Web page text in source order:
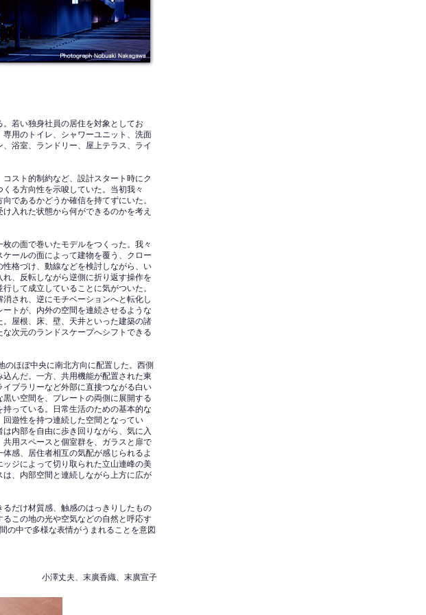
若い独身社員の居住を対象としてお
用のトイレ、シャワーユニット、洗面
浴室、ランドリー、屋上テラス、ライ
スト的制約など、設計スタート時にク
る方向性を示唆していた。当初我々
であるかどうか確信を持てずにいた。
入れた状態から何ができるのかを考え
の面で巻いたモデルをつくった。我々
ールの面によって建物を覆う、クロー
格づけ、動線などを検討しながら、い
、反転しながら逆側に折り返す操作を
して成立していることに気がついた。
され、逆にモチベーションへと転化し
トが、内外の空間を連続させるような
屋根、床、壁、天井といった建築の諸
次元のランドスケープへシフトできる
のほぼ中央に南北方向に配置した。西側
んだ。一方、共用機能が配置された東
ブラリーなど外部に直接つながる白い
い空間を、プレートの両側に展開する
っている。日常生活のための基本的な
遊性を持つ連続した空間となってい
内部を自由に歩き回りながら、気に入
用スペースと個室群を、ガラスと扉で
感、居住者相互の気配が感じられるよ
ジによって切り取られた立山連峰の美
、内部空間と連続しながら上方に広が
だけ材質感、触感のはっきりしたもの
この地の光や空気などの自然と呼応す
の中で多様な表情がうまれることを意図
小澤丈夫、末廣香織、末廣宣子